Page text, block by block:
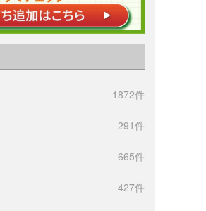
1872件
291件
665件
427件